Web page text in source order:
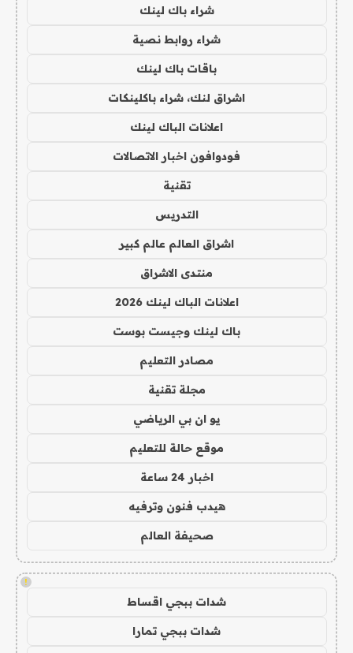
شراء باك لينك
شراء روابط نصية
باقات باك لينك
اشراق لنك، شراء باكلينكات
اعلانات الباك لينك
فودوافون اخبار الاتصالات
تقنية
التدريس
اشراق العالم عالم كبير
منتدى الاشراق
اعلانات الباك لينك 2026
باك لينك وجيست بوست
مصادر التعليم
مجلة تقنية
يو ان بي الرياضي
موقع حالة للتعليم
اخبار 24 ساعة
هيدب فنون وترفيه
صحيفة العالم
!
شدات ببجي اقساط
شدات ببجي تمارا